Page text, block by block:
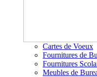
Cartes de Voeux
Fournitures de
Fournitures
Meubles de